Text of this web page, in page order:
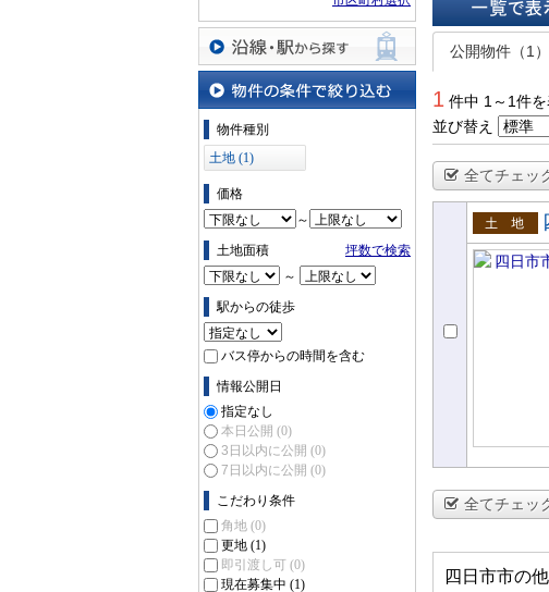
沿線・駅から探す
物件の条件で絞り込む
物件種別
土地 (1)
価格
～
土地面積
坪数で検索
～
駅からの徒歩
バス停からの時間を含む
情報公開日
指定なし
本日公開 (0)
3日以内に公開 (0)
7日以内に公開 (0)
こだわり条件
角地 (0)
更地 (1)
即引渡し可 (0)
現在募集中 (1)
一覧で表示
公開物件（1）
1 件中 1～1件
並び替え
全てチェッ
売土地
全てチェッ
四日市市の